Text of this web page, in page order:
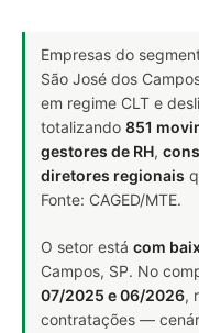
Empresas do
São José dos
em regime CLT e
totalizando 851
gestores de RH,
diretores regionais
Fonte: CAGED/MTE.
O setor está com
Campos, SP. No
07/2025 e 06/2026,
contratações —